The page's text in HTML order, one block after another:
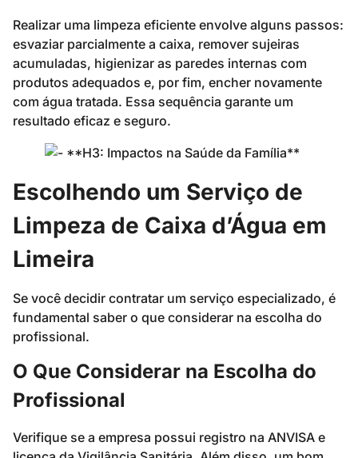
Realizar uma limpeza eficiente envolve alguns passos:
esvaziar parcialmente a caixa, remover sujeiras
acumuladas, higienizar as paredes internas com
produtos adequados e, por fim, encher novamente
com água tratada. Essa sequência garante um
resultado eficaz e seguro.
Escolhendo um Serviço de
Limpeza de Caixa d’Água em
Limeira
Se você decidir contratar um serviço especializado, é
fundamental saber o que considerar na escolha do
profissional.
O Que Considerar na Escolha do
Profissional
Verifique se a empresa possui registro na ANVISA e